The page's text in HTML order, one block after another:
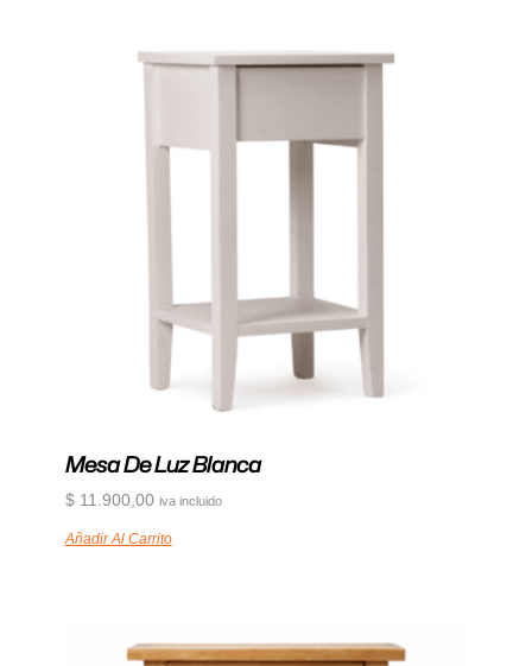
Mesa De Luz Blanca
$11.900,00 iva incluido
Añadir Al Carrito